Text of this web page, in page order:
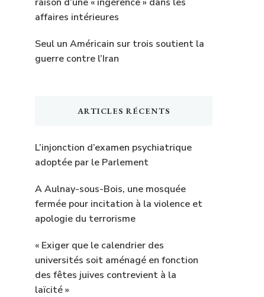
affaires intérieures
Seul un Américain sur trois soutient la
guerre contre l’Iran
ARTICLES RÉCENTS
L’injonction d’examen psychiatrique
adoptée par le Parlement
A Aulnay-sous-Bois, une mosquée
fermée pour incitation à la violence et
apologie du terrorisme
« Exiger que le calendrier des
universités soit aménagé en fonction
des fêtes juives contrevient à la
laïcité »